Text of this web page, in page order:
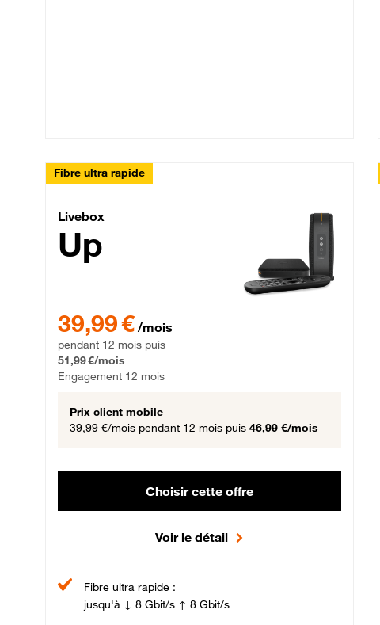
Fibre ultra rapide
Livebox Up Fibre
Livebox
Up
39,99 € /mois
pendant 12 mois puis
51,99 €/mois
Engagement 12 mois
Prix client mobile
39,99 €/mois pendant 12 mois puis 46,99 €/mois
Choisir cette offre
Voir le détail
Fibre ultra rapide :
jusqu'à ↓ 8 Gbit/s ↑ 8 Gbit/s